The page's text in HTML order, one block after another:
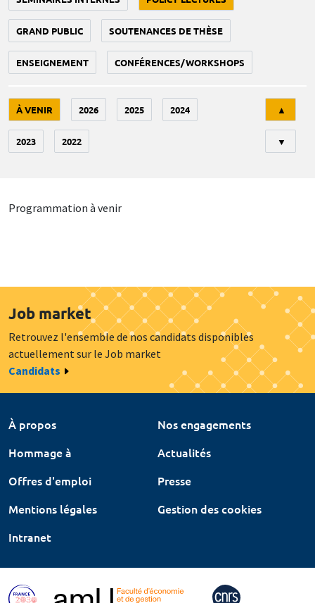
GRAND PUBLIC SOUTENANCES DE THÈSE
ENSEIGNEMENT CONFÉRENCES/WORKSHOPS
À VENIR 2026 2025 2024
2023 2022
▲
▼
Programmation à venir
Job market
Retrouvez l'ensemble de nos candidats disponibles
actuellement sur le Job market
Candidats
À propos
Nos engagements
Hommage à
Actualités
Offres d'emploi
Presse
Mentions légales
Gestion des cookies
Intranet